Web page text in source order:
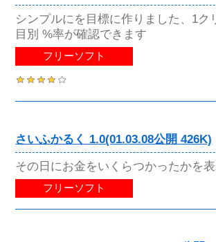
シンプルにを目標に作りました、1ク
目別 %率が確認できます
フリーソフト
さいふかるく 1.0(01.03.08公開 426K)
その日にお金をいくらつかったかを
フリーソフト